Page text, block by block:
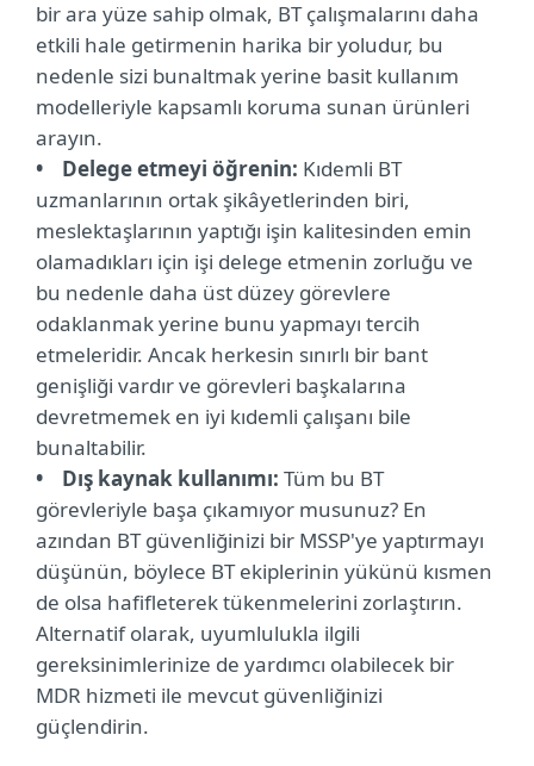
bir ara yüze sahip olmak, BT çalışmalarını daha
etkili hale getirmenin harika bir yoludur, bu
nedenle sizi bunaltmak yerine basit kullanım
modelleriyle kapsamlı koruma sunan ürünleri
arayın.
• Delege etmeyi öğrenin: Kıdemli BT
uzmanlarının ortak şikâyetlerinden biri,
meslektaşlarının yaptığı işin kalitesinden emin
olamadıkları için işi delege etmenin zorluğu ve
bu nedenle daha üst düzey görevlere
odaklanmak yerine bunu yapmayı tercih
etmeleridir. Ancak herkesin sınırlı bir bant
genişliği vardır ve görevleri başkalarına
devretmemek en iyi kıdemli çalışanı bile
bunaltabilir.
• Dış kaynak kullanımı: Tüm bu BT
görevleriyle başa çıkamıyor musunuz? En
azından BT güvenliğinizi bir MSSP'ye yaptırmayı
düşünün, böylece BT ekiplerinin yükünü kısmen
de olsa hafifleterek tükenmelerini zorlaştırın.
Alternatif olarak, uyumlulukla ilgili
gereksinimlerinize de yardımcı olabilecek bir
MDR hizmeti ile mevcut güvenliğinizi
güçlendirin.